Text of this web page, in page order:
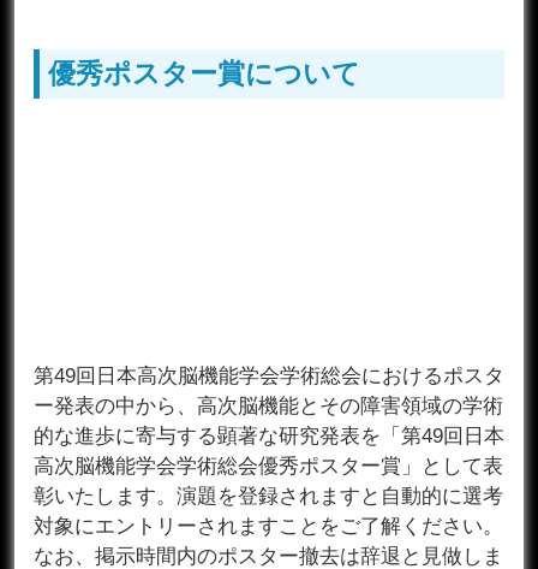
優秀ポスター賞について
第49回日本高次脳機能学会学術総会におけるポスタ
ー発表の中から、高次脳機能とその障害領域の学術
的な進歩に寄与する顕著な研究発表を「第49回日本
高次脳機能学会学術総会優秀ポスター賞」として表
彰いたします。演題を登録されますと自動的に選考
対象にエントリーされますことをご了解ください。
なお、掲示時間内のポスター撤去は辞退と見做しま